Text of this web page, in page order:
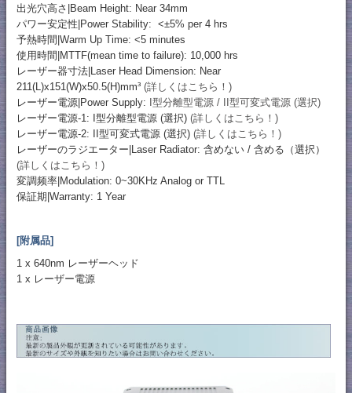
出光穴高さ|Beam Height: Near 34mm
パワー安定性|Power Stability: <±5% per 4 hrs
予熱時間|Warm Up Time: <5 minutes
使用時間|MTTF(mean time to failure): 10,000 hrs
レーザー器寸法|Laser Head Dimension: Near
211(L)x151(W)x50.5(H)mm³ (詳しくはこちら！)
レーザー電源|Power Supply: I型分離型電源 / II型可変式電源 (選択)
レーザー電源-1: I型分離型電源 (選択) (詳しくはこちら！)
レーザー電源-2: II型可変式電源 (選択) (詳しくはこちら！)
レーザーのラジエーター|Laser Radiator: 含めない / 含める（選択）
(詳しくはこちら！)
変調频率|Modulation: 0~30KHz Analog or TTL
保証期|Warranty: 1 Year
[附属品]
1 x 640nm レーザーヘッド
1 x レーザー電源